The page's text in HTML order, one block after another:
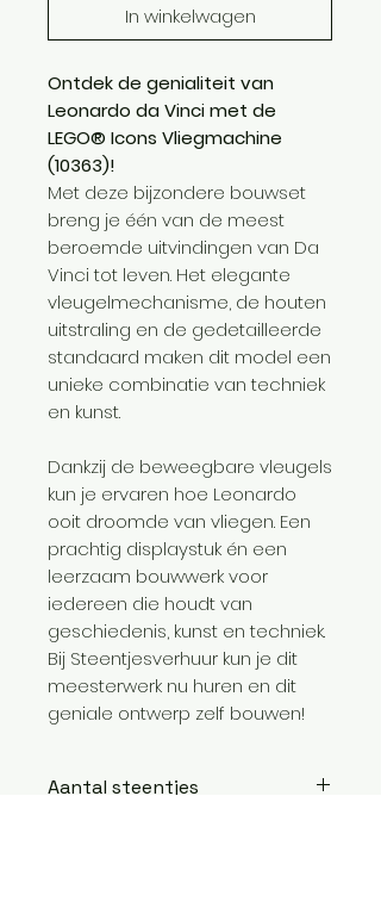
In winkelwagen
Ontdek de genialiteit van
Leonardo da Vinci met de
LEGO® Icons Vliegmachine
(10363)!
Met deze bijzondere bouwset
breng je één van de meest
beroemde uitvindingen van Da
Vinci tot leven. Het elegante
vleugelmechanisme, de houten
uitstraling en de gedetailleerde
standaard maken dit model een
unieke combinatie van techniek
en kunst.
Dankzij de beweegbare vleugels
kun je ervaren hoe Leonardo
ooit droomde van vliegen. Een
prachtig displaystuk én een
leerzaam bouwwerk voor
iedereen die houdt van
geschiedenis, kunst en techniek.
Bij Steentjesverhuur kun je dit
meesterwerk nu huren en dit
geniale ontwerp zelf bouwen!
Aantal steentjes